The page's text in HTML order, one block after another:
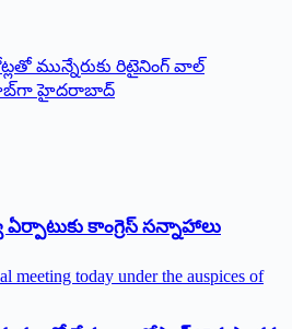
మున్నేరుకు రిటైనింగ్‌ వాల్‌
హబ్‌గా హైదరాబాద్‌
కాంగ్రెస్‌ ‌సన్నాహాలు